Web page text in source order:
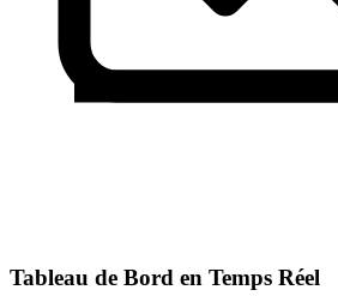
Tableau de Bord en Temps Réel